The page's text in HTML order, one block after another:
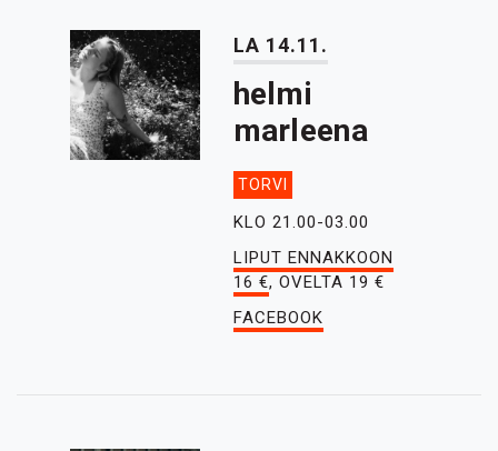
LA 14.11.
helmi
marleena
TORVI
KLO 21.00-03.00
LIPUT ENNAKKOON
16 €, OVELTA 19 €
FACEBOOK